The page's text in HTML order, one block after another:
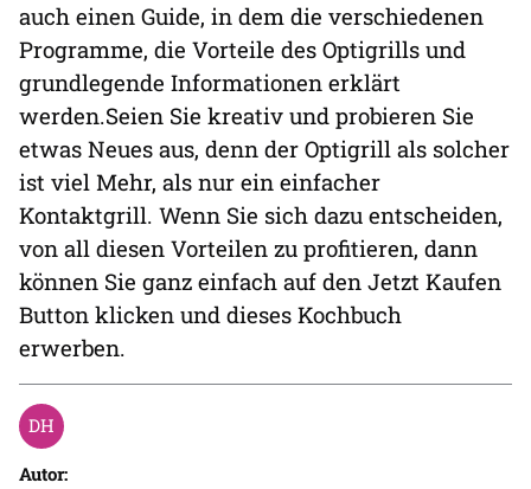
auch einen Guide, in dem die verschiedenen
Programme, die Vorteile des Optigrills und
grundlegende Informationen erklärt
werden.Seien Sie kreativ und probieren Sie
etwas Neues aus, denn der Optigrill als solcher
ist viel Mehr, als nur ein einfacher
Kontaktgrill. Wenn Sie sich dazu entscheiden,
von all diesen Vorteilen zu profitieren, dann
können Sie ganz einfach auf den Jetzt Kaufen
Button klicken und dieses Kochbuch
erwerben.
Autor: